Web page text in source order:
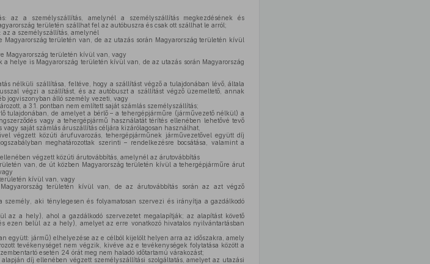
az a személyszállítás, amelynél a személyszállítás megkezdésének és
területén szállhat fel az autóbuszra és csak ott szállhat le arról;
a személyszállítás, amelynél
területén van, de az utazás során Magyarország területén kívül
Magyarország területén kívül van, vagy
helye is Magyarország területén kívül van, de az utazás során Magyarország
nélküli szállítása, feltéve, hogy a szállítást végző a tulajdonában lévő, általa
végzi a szállítást, és az autóbuszt a szállítást végző üzemeltető, annak
jogviszonyban álló személy vezeti, vagy
a 3.1. pontban nem említett saját számlás személyszállítás;
tulajdonában, de amelyet a bérlő – a tehergépjárműre (járművezető nélkül) a
vagy a tehergépjármű használatát térítés ellenében lehetővé tevő
saját számlás áruszállítás céljára kizárólagosan használhat,
végzett közúti árufuvarozás, tehergépjárműnek járművezetővel együtt díj
meghatározottak szerinti – rendelkezésre bocsátása, valamint a
végzett közúti árutovábbítás, amelynél az árutovábbítás
van, de út közben Magyarország területén kívül a tehergépjárműre árut
kívül van, vagy
területén kívül van, de az árutovábbítás során az azt végző
aki ténylegesen és folyamatosan szervezi és irányítja a gazdálkodó
az a hely), ahol a gazdálkodó szervezetet megalapítják; az alapítást követő
ezen belül az a hely), amelyet az erre vonatkozó hivatalos nyilvántartásban
együtt: jármű) elhelyezése az e célból kijelölt helyen arra az időszakra, amely
tevékenységet nem végzik, kivéve az e tevékenységek folytatása között a
esetén 24 órát meg nem haladó időtartamú várakozást;
díj ellenében végzett személyszállítási szolgáltatás, amelyet az utazási